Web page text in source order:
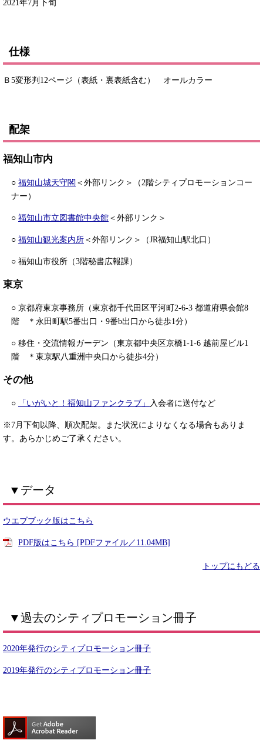
2021年7月下旬
仕様
Ｂ5変形判12ページ（表紙・裏表紙含む） オールカラー
配架
福知山市内
○ 福知山城天守閣 ＜外部リンク＞
（2階シティプロモーションコー
ナー）
○ 福知山市立図書館中央館 ＜外部リンク＞
○ 福知山観光案内所 ＜外部リンク＞ （JR福知山駅北口）
○ 福知山市役所（3階秘書広報課）
東京
○ 京都府東京事務所（東京都千代田区平河町2-6-3 都道府県会館8
階 ＊永田町駅5番出口・9番b出口から徒歩1分）
○ 移住・交流情報ガーデン（東京都中央区京橋1-1-6 越前屋ビル1
階 ＊東京駅八重洲中央口から徒歩4分）
その他
○ 「いがいと！福知山ファンクラブ」 入会者に送付など
※7月下旬以降、順次配架。また状況によりなくなる場合もありま
す。あらかじめご了承ください。
▼データ
ウエブブック版はこちら
PDF版はこちら [PDFファイル／11.04MB]
トップにもどる
▼過去のシティプロモーション冊子
2020年発行のシティプロモーション冊子
2019年発行のシティプロモーション冊子